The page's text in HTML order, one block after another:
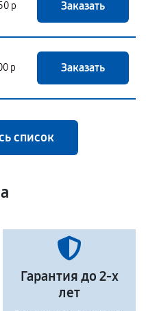
р Заказать
р Заказать
список
Гарантия до 2-х
лет